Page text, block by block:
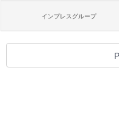
インプレスグループ